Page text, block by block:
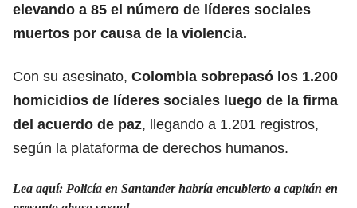
elevando a 85 el número de líderes sociales
muertos por causa de la violencia.
Con su asesinato, Colombia sobrepasó los 1.200
homicidios de líderes sociales luego de la firma
del acuerdo de paz, llegando a 1.201 registros,
según la plataforma de derechos humanos.
Lea aquí: Policía en Santander habría encubierto a capitán en